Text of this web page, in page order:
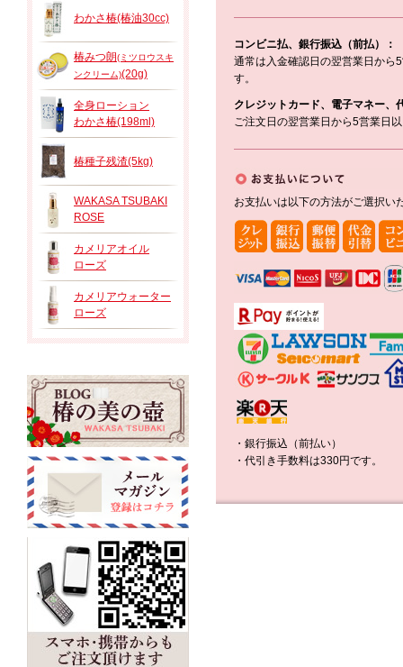
わかさ椿(椿油30cc)
椿みつ朗(ミツロウスキ
ンクリーム)(20g)
全身ローション
わかさ椿(198ml)
椿種子残渣(5kg)
WAKASA TSUBAKI
ROSE
カメリアオイル
ローズ
カメリアウォーター
ローズ
コンビニ払、銀行振込（前払）：
通常は入金確認日の翌営業日から
す。
クレジットカード、電子マネー、
ご注文日の翌営業日から5営業日
お支払いは以下の方法がご選択い
・銀行振込（前払い）
・代引き手数料は330円です。